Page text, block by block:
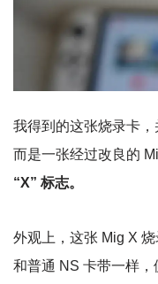
我得到的这张烧录卡，
而是一张经过改良的
“X” 标志。
外观上，这张 Mig X
和普通 NS 卡带一样，